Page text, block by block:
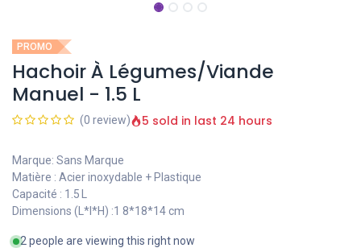
PROMO
Hachoir À Légumes/Viande
Manuel - 1.5 L
(0 review) 5 sold in last 24 hours
Marque: Sans Marque
Matière : Acier inoxydable + Plastique
Capacité : 1.5 L
Dimensions (L*l*H) :1 8*18*14 cm
2 people are viewing this right now